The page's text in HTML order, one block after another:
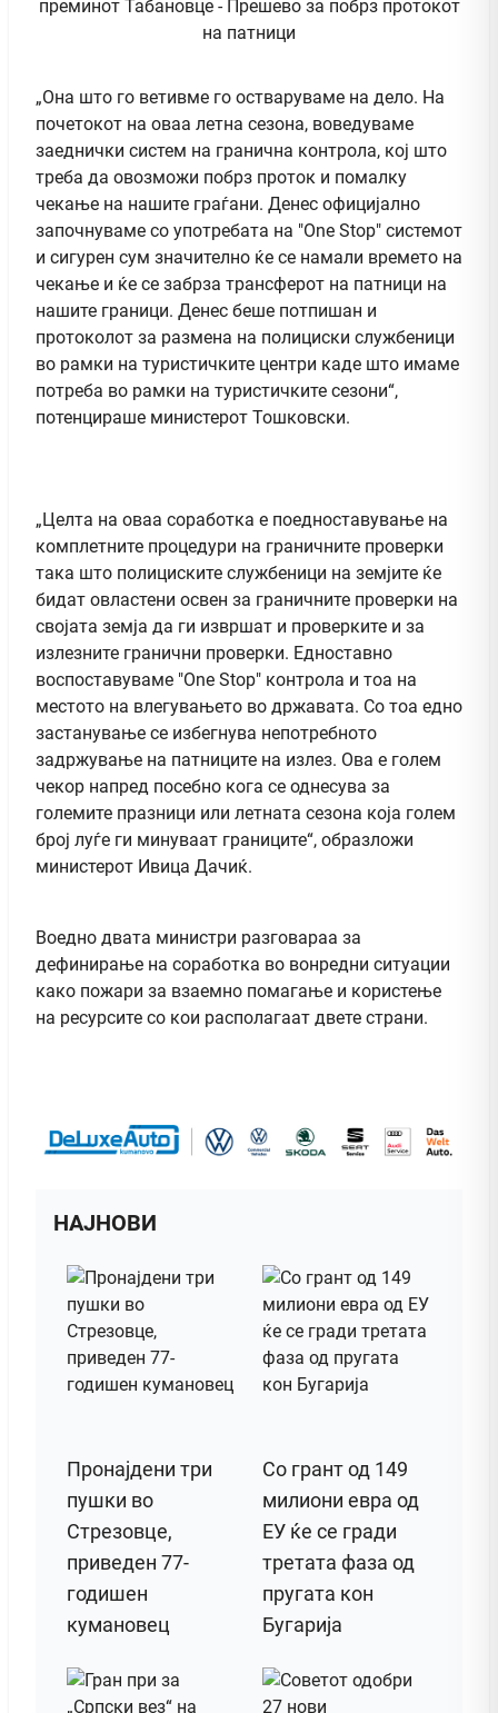
„Она што го ветивме го остваруваме на дело. На
почетокот на оваа летна сезона, воведуваме
заеднички систем на гранична контрола, кој што
треба да овозможи побрз проток и помалку
чекање на нашите граѓани. Денес официјално
започнуваме со употребата на "One Stop" системот
и сигурен сум значително ќе се намали времето на
чекање и ќе се забрза трансферот на патници на
нашите граници. Денес беше потпишан и
протоколот за размена на полициски службеници
во рамки на туристичките центри каде што имаме
потреба во рамки на туристичките сезони“,
потенцираше министерот Тошковски.
„Целта на оваа соработка е поедноставување на
комплетните процедури на граничните проверки
така што полициските службеници на земјите ќе
бидат овластени освен за граничните проверки на
својата земја да ги извршат и проверките и за
излезните гранични проверки. Едноставно
воспоставуваме "One Stop" контрола и тоа на
местото на влегувањето во државата. Со тоа едно
застанување се избегнува непотребното
задржување на патниците на излез. Ова е голем
чекор напред посебно кога се однесува за
големите празници или летната сезона која голем
број луѓе ги минуваат границите“, образложи
министерот Ивица Дачиќ.
Воедно двата министри разговараа за
дефинирање на соработка во вонредни ситуации
како пожари за взаемно помагање и користење
на ресурсите со кои располагаат двете страни.
НАЈНОВИ
Пронајдени три
пушки во
Стрезовце,
приведен 77-
годишен
кумановец
Со грант од 149
милиони евра од
ЕУ ќе се гради
третата фаза од
пругата кон
Бугарија